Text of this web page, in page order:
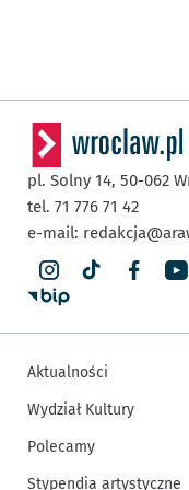
pl. Solny 14, 50-062
tel. 71 776 71 42
e-mail:
Aktualności
Wydział Kultury
Polecamy
Stypendia artystyczne